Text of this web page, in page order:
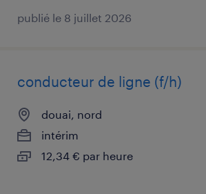
publié le 8 juillet 2026
conducteur de ligne (f/h)
douai, nord
intérim
12,34 € par heure